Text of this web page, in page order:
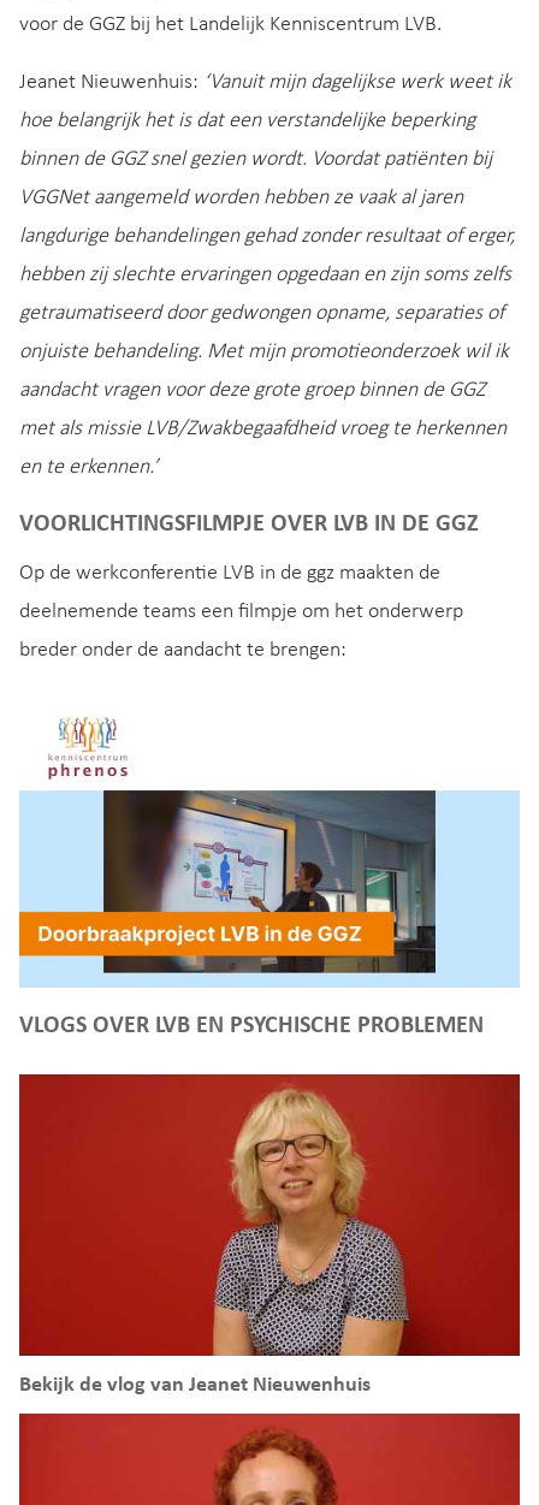
voor de GGZ bij het Landelijk Kenniscentrum LVB.
Jeanet Nieuwenhuis: ‘Vanuit mijn dagelijkse werk weet ik
hoe belangrijk het is dat een verstandelijke beperking
binnen de GGZ snel gezien wordt. Voordat patiënten bij
VGGNet aangemeld worden hebben ze vaak al jaren
langdurige behandelingen gehad zonder resultaat of erger,
hebben zij slechte ervaringen opgedaan en zijn soms zelfs
getraumatiseerd door gedwongen opname, separaties of
onjuiste behandeling. Met mijn promotieonderzoek wil ik
aandacht vragen voor deze grote groep binnen de GGZ
met als missie LVB/Zwakbegaafdheid vroeg te herkennen
en te erkennen.’
VOORLICHTINGSFILMPJE OVER LVB IN DE GGZ
Op de werkconferentie LVB in de ggz maakten de
deelnemende teams een filmpje om het onderwerp
breder onder de aandacht te brengen:
VLOGS OVER LVB EN PSYCHISCHE PROBLEMEN
Bekijk de vlog van Jeanet Nieuwenhuis